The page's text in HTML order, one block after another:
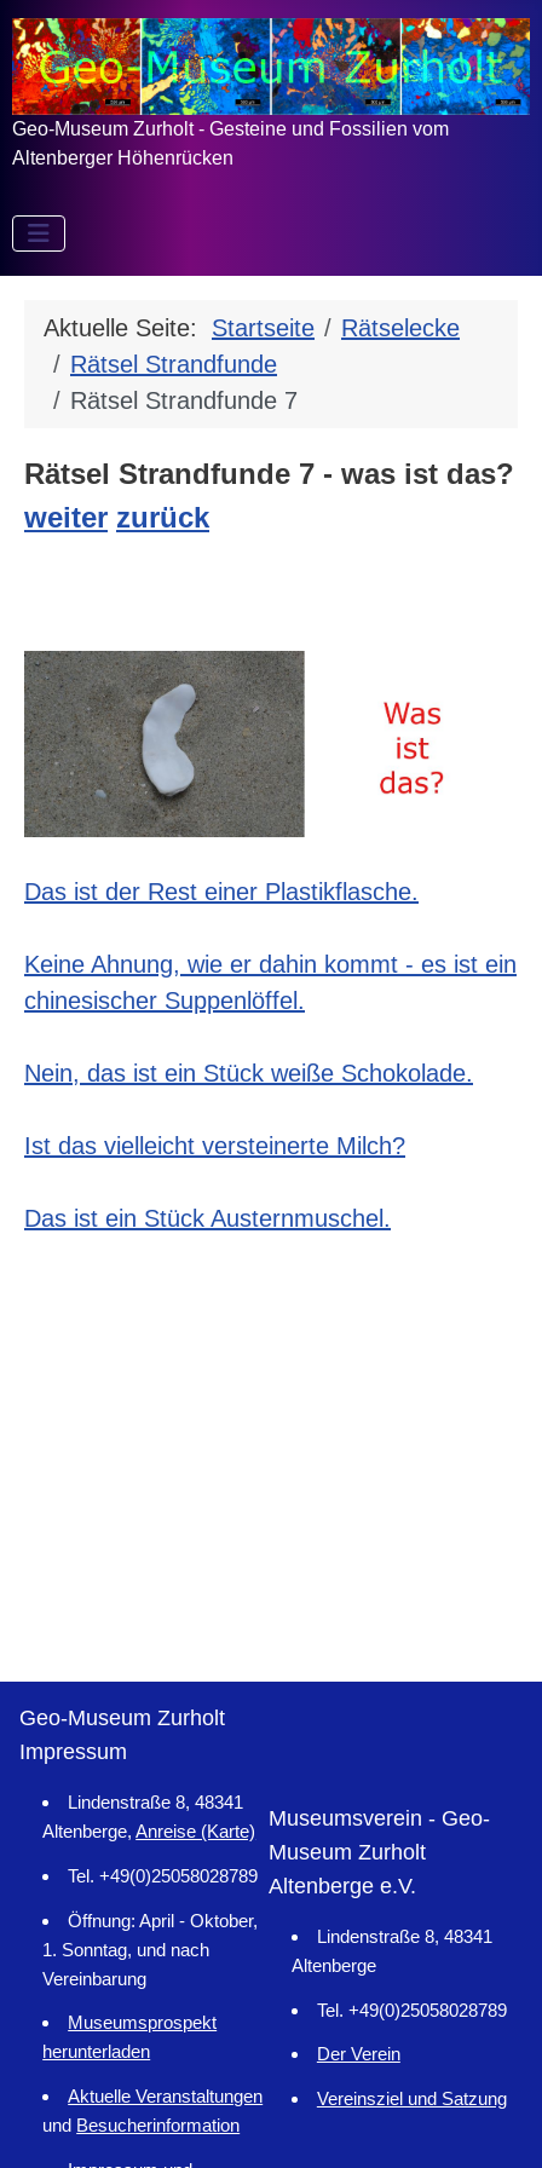
Geo-Museum Zurholt - Gesteine und Fossilien vom
Altenberger Höhenrücken
Aktuelle Seite: Startseite
Rätselecke
Rätsel Strandfunde
Rätsel Strandfunde 7
Rätsel Strandfunde 7 - was ist das?
weiter zurück
Das ist der Rest einer Plastikflasche.
Keine Ahnung, wie er dahin kommt - es ist ein
chinesischer Suppenlöffel.
Nein, das ist ein Stück weiße Schokolade.
Ist das vielleicht versteinerte Milch?
Das ist ein Stück Austernmuschel.
Geo-Museum Zurholt
Impressum
Lindenstraße 8, 48341
Altenberge,Anreise (Karte)
Tel. +49(0)25058028789
Öffnung: April - Oktober,
1. Sonntag, und nach
Vereinbarung
Museumsprospekt
herunterladen
Aktuelle Veranstaltungen
und Besucherinformation
Museumsverein - Geo-
Museum Zurholt
Altenberge e.V.
Lindenstraße 8, 48341
Altenberge
Tel. +49(0)25058028789
Der Verein
Vereinsziel und Satzung